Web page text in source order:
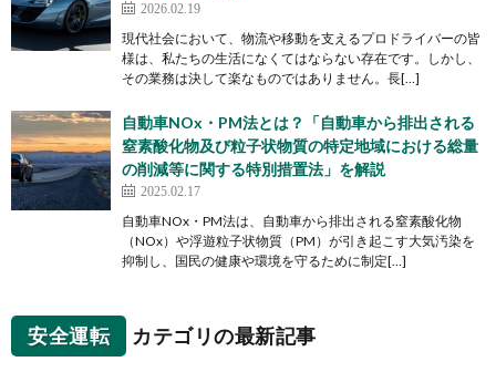
2026.02.19
現代社会において、物流や移動を支えるプロドライバーの皆
様は、私たちの生活になくてはならない存在です。しかし、
その業務は決して楽なものではありません。長[…]
自動車NOx・PM法とは？「自動車から排出される
窒素酸化物及び粒子状物質の特定地域における総量
の削減等に関する特別措置法」を解説
2025.02.17
自動車NOx・PM法は、自動車から排出される窒素酸化物
（NOx）や浮遊粒子状物質（PM）が引き起こす大気汚染を
抑制し、国民の健康や環境を守るために制定[…]
安全運転 カテゴリの最新記事